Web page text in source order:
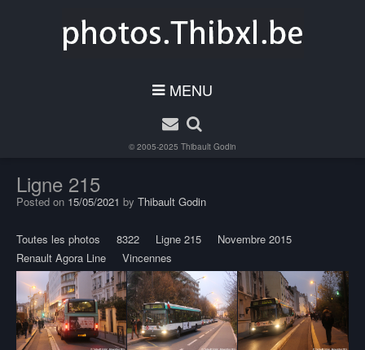
MENU
© 2005-2025 Thibault Godin
Ligne 215
Posted on 15/05/2021 by Thibault Godin
Toutes les photos 8322 Ligne 215
Novembre 2015
Renault Agora Line
Vincennes